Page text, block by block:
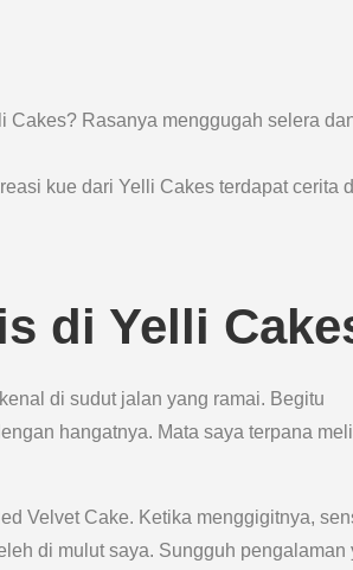
Cakes? Rasanya menggugah selera
kue dari Yelli Cakes terdapat cerita
di Yelli
di sudut jalan yang ramai. Begitu
hangatnya. Mata saya terpana
Velvet Cake. Ketika menggigitnya,
di mulut saya. Sungguh pengalaman